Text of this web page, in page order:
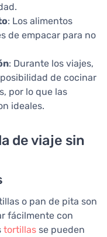
: Los alimentos
de empacar para no
: Durante los viajes,
de cocinar
por lo que las
ideales.
de viaje sin
o pan de pita son
fácilmente con
tortillas se pueden